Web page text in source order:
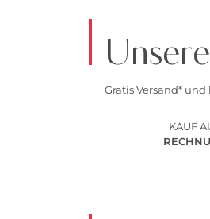
Gratis Versand*
KAUF